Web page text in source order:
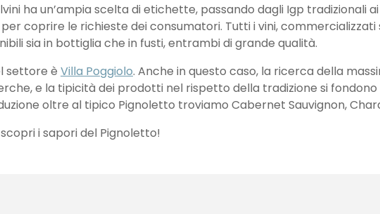
ha un’ampia scelta di etichette, passando dagli Igp tradizionali
coprire le richieste dei consumatori. Tutti i vini,
sia in bottiglia che in fusti, entrambi di grande qualità.
settore è Villa Poggiolo. Anche in questo caso, la ricerca della
e la tipicità dei prodotti nel rispetto della tradizione si
oltre al tipico Pignoletto troviamo Cabernet Sauvignon,
i sapori del Pignoletto!